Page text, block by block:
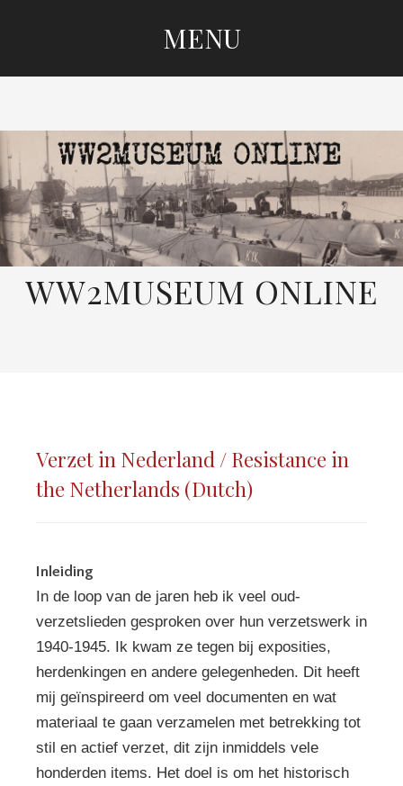
MENU
CONTENT
WW2MUSEUM ONLINE
Verzet in Nederland / Resistance in
the Netherlands (Dutch)
Inleiding
In de loop van de jaren heb ik veel oud-
verzetslieden gesproken over hun verzetswerk in
1940-1945. Ik kwam ze tegen bij exposities,
herdenkingen en andere gelegenheden. Dit heeft
mij geïnspireerd om veel documenten en wat
materiaal te gaan verzamelen met betrekking tot
stil en actief verzet, dit zijn inmiddels vele
honderden items. Het doel is om het historisch